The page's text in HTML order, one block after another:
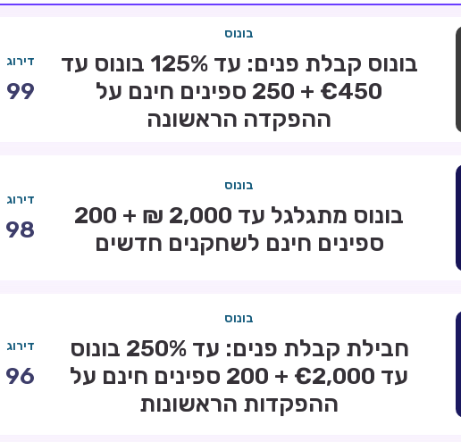
בונוס
בונוס קבלת פנים: עד 125% בונוס עד
€450 + 250 ספינים חינם על
ההפקדה הראשונה
דירוג
99
בונוס
בונוס מתגלגל עד 2,000 ₪ + 200
ספינים חינם לשחקנים חדשים
דירוג
98
בונוס
חבילת קבלת פנים: עד 250% בונוס
עד €2,000 + 200 ספינים חינם על
ההפקדות הראשונות
דירוג
96